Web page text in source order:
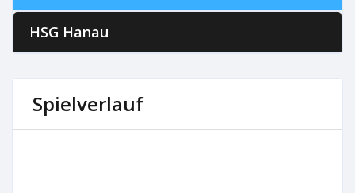
HSG Hanau
Spielverlauf